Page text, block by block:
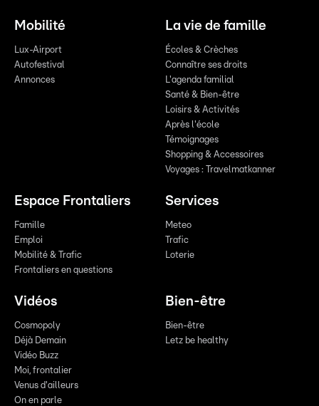
Mobilité
Lux-Airport
Autofestival
Annonces
La vie de famille
Écoles & Crèches
Connaître ses droits
L'agenda familial
Santé & Bien-être
Loisirs & Activités
Après l'école
Témoignages
Shopping & Accessoires
Voyages : Travelmatkanner
Espace Frontaliers
Famille
Emploi
Mobilité & Trafic
Frontaliers en questions
Services
Meteo
Trafic
Loterie
Vidéos
Cosmopoly
Déjà Demain
Vidéo Buzz
Moi, frontalier
Venus d'ailleurs
On en parle
Bien-être
Bien-être
Letz be healthy